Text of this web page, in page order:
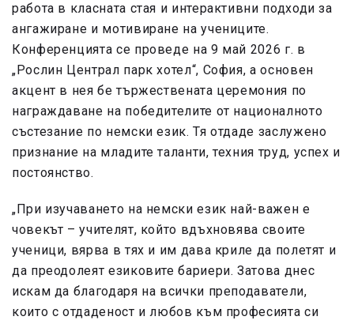
работа в класната стая и интерактивни подходи за
ангажиране и мотивиране на учениците.
Конференцията се проведе на 9 май 2026 г. в
„Рослин Централ парк хотел“, София, а основен
акцент в нея бе тържествената церемония по
награждаване на победителите от националното
състезание по немски език. Тя отдаде заслужено
признание на младите таланти, техния труд, успех и
постоянство.
„При изучаването на немски език най-важен е
човекът – учителят, който вдъхновява своите
ученици, вярва в тях и им дава криле да полетят и
да преодолеят езиковите бариери. Затова днес
искам да благодаря на всички преподаватели,
които с отдаденост и любов към професията си